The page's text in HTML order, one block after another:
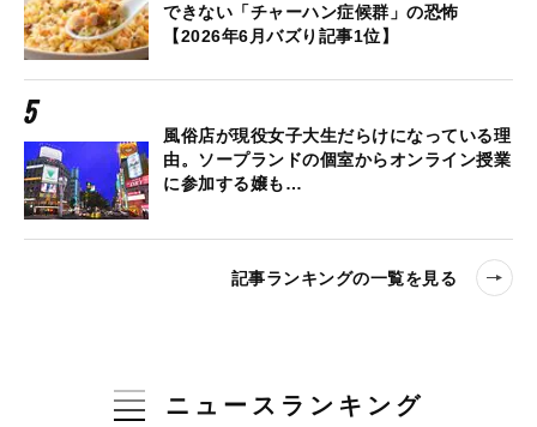
できない「チャーハン症候群」の恐怖
【2026年6月バズり記事1位】
風俗店が現役女子大生だらけになっている理
由。ソープランドの個室からオンライン授業
に参加する嬢も…
記事ランキングの一覧を見る
ニュースランキング